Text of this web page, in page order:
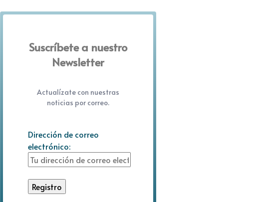
Suscríbete a nuestro
Newsletter
Actualízate con nuestras
noticias por correo.
Dirección de correo
electrónico: